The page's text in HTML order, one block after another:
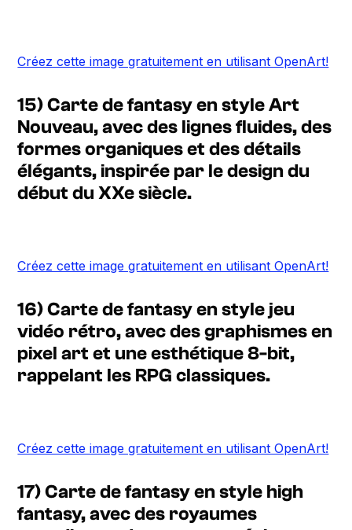
Créez cette image gratuitement en utilisant OpenArt!
15) Carte de fantasy en style Art
Nouveau, avec des lignes fluides, des
formes organiques et des détails
élégants, inspirée par le design du
début du XXe siècle.
Créez cette image gratuitement en utilisant OpenArt!
16) Carte de fantasy en style jeu
vidéo rétro, avec des graphismes en
pixel art et une esthétique 8-bit,
rappelant les RPG classiques.
Créez cette image gratuitement en utilisant OpenArt!
17) Carte de fantasy en style high
fantasy, avec des royaumes